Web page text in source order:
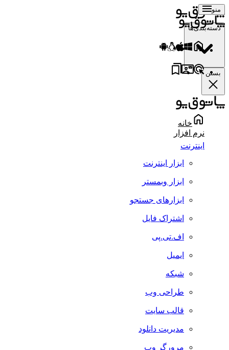
منو
دسته‌بندی‌ها
بستن
خانه
نرم افزار
اینترنت
ابزار اینترنت
ابزار وبمستر
ابزارهای جستجو
اشتراک فایل
اف.تی.پی
ایمیل
شبکه
طراحی وب
قالب سایت
مدیریت دانلود
مرورگر وب